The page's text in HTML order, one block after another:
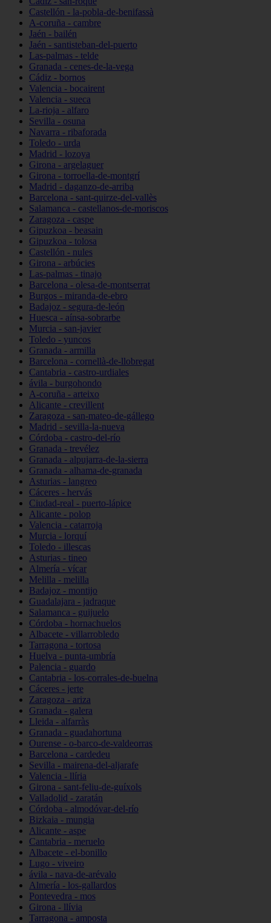
Castellón - la-pobla-de-benifassà
A-coruña - cambre
Jaén - bailén
Jaén - santisteban-del-puerto
Las-palmas - telde
Granada - cenes-de-la-vega
Cádiz - bornos
Valencia - bocairent
Valencia - sueca
La-rioja - alfaro
Sevilla - osuna
Navarra - ribaforada
Toledo - urda
Madrid - lozoya
Girona - argelaguer
Girona - torroella-de-montgrí
Madrid - daganzo-de-arriba
Barcelona - sant-quirze-del-vallès
Salamanca - castellanos-de-moriscos
Zaragoza - caspe
Gipuzkoa - beasain
Gipuzkoa - tolosa
Castellón - nules
Girona - arbúcies
Las-palmas - tinajo
Barcelona - olesa-de-montserrat
Burgos - miranda-de-ebro
Badajoz - segura-de-león
Huesca - aínsa-sobrarbe
Murcia - san-javier
Toledo - yuncos
Granada - armilla
Barcelona - cornellà-de-llobregat
Cantabria - castro-urdiales
ávila - burgohondo
A-coruña - arteixo
Alicante - crevillent
Zaragoza - san-mateo-de-gállego
Madrid - sevilla-la-nueva
Córdoba - castro-del-río
Granada - trevélez
Granada - alpujarra-de-la-sierra
Granada - alhama-de-granada
Asturias - langreo
Cáceres - hervás
Ciudad-real - puerto-lápice
Alicante - polop
Valencia - catarroja
Murcia - lorquí
Toledo - illescas
Asturias - tineo
Almería - vícar
Melilla - melilla
Badajoz - montijo
Guadalajara - jadraque
Salamanca - guijuelo
Córdoba - hornachuelos
Albacete - villarrobledo
Tarragona - tortosa
Huelva - punta-umbría
Palencia - guardo
Cantabria - los-corrales-de-buelna
Cáceres - jerte
Zaragoza - ariza
Granada - galera
Lleida - alfarràs
Granada - guadahortuna
Ourense - o-barco-de-valdeorras
Barcelona - cardedeu
Sevilla - mairena-del-aljarafe
Valencia - llíria
Girona - sant-feliu-de-guíxols
Valladolid - zaratán
Córdoba - almodóvar-del-río
Bizkaia - mungia
Alicante - aspe
Cantabria - meruelo
Albacete - el-bonillo
Lugo - viveiro
ávila - nava-de-arévalo
Almería - los-gallardos
Pontevedra - mos
Girona - llívia
Tarragona - amposta